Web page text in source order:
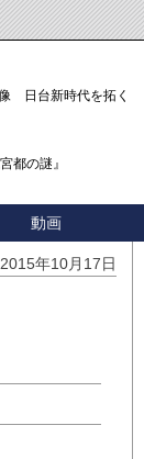
日台新時代を拓く「3
都の謎』
動画
2015年10月17日